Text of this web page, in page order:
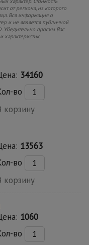
от региона, из которого
Вся информация о
и не является публичной
Убедительно просим Вас
34160
во
корзину
13563
во
корзину
1060
во